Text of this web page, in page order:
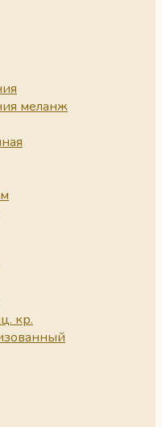
меланж
кр.